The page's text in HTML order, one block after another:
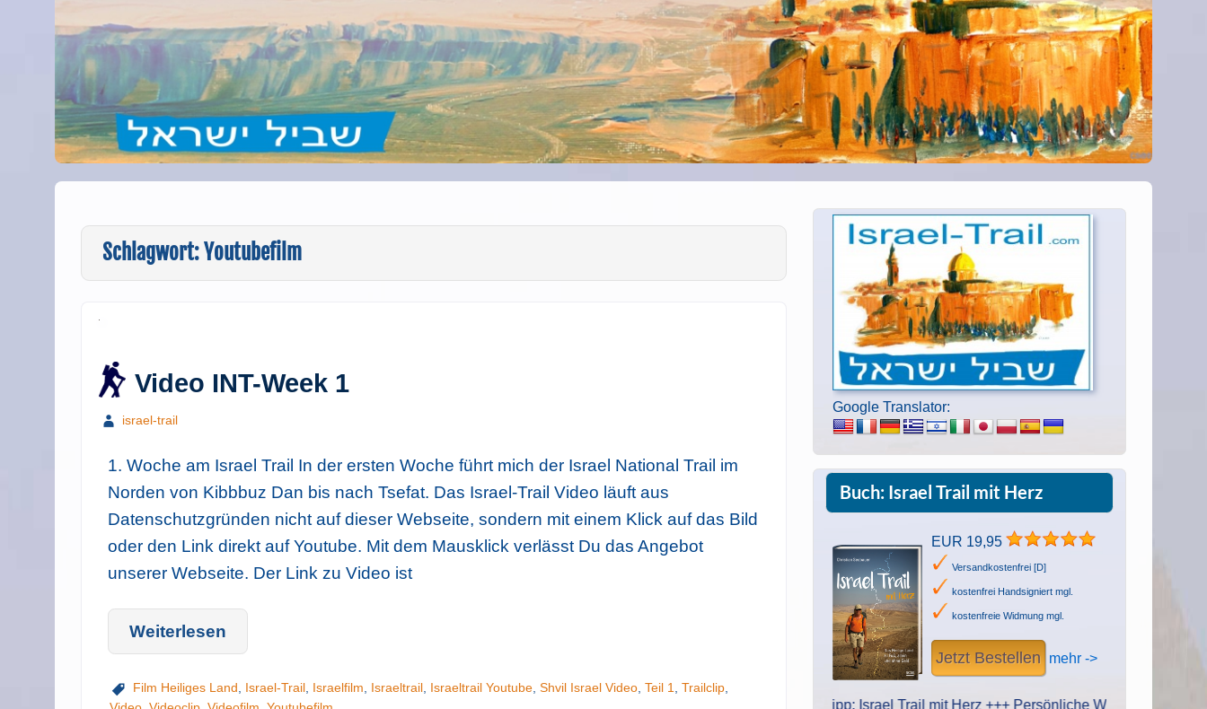
Schlagwort:Youtubefilm
Video INT-Week 1
israel-trail
1. Woche am Israel Trail In der ersten Woche führt mich der Israel National Trail im
Norden von Kibbbuz Dan bis nach Tsefat. Das Israel-Trail Video läuft aus
Datenschutzgründen nicht auf dieser Webseite, sondern mit einem Klick auf das Bild
oder den Link direkt auf Youtube. Mit dem Mausklick verlässt Du das Angebot
unserer Webseite. Der Link zu Video ist
Weiterlesen
Film Heiliges Land Israel-Trail, Israelfilm Israeltrail, Israeltrail Youtube, Shvil Israel Video, Teil 1 Trailclip,
Google Translator:
Buch: Israel Trail mit Herz
EUR 19,95
Versandkostenfrei [D]
kostenfrei Handsigniert mgl.
kostenfreie Widmung mgl.
Jetzt Bestellen mehr ->
Tipp: Israel Trail mit Herz +++ Persönliche Widmung des Autors.